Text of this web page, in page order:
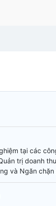
tại các
trị doanh
và Ngăn